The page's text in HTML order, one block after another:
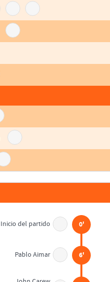
Inicio del partido 0'
Pablo Aimar 6'